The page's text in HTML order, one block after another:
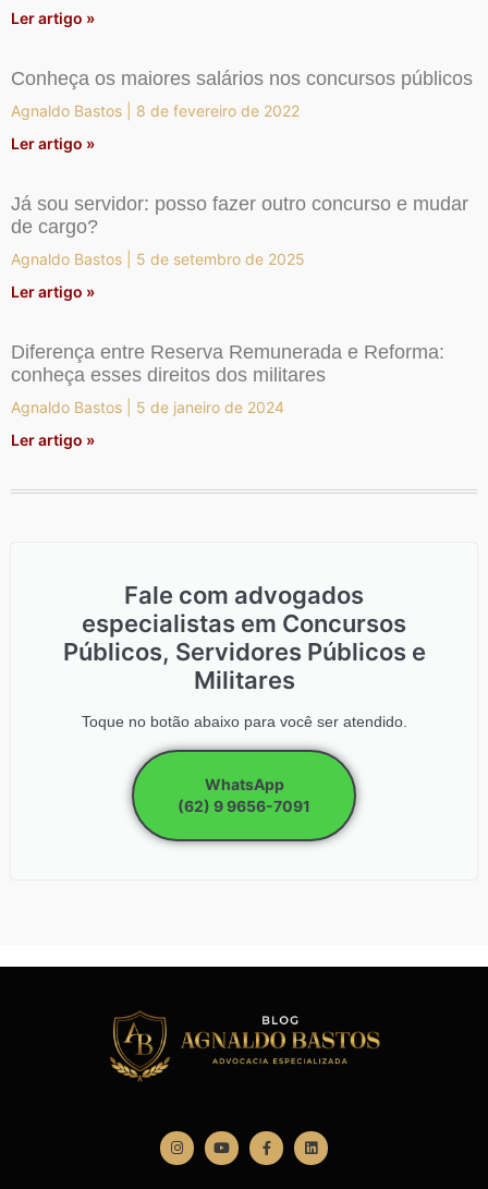
Ler artigo »
Conheça os maiores salários nos concursos públicos
Agnaldo Bastos
8 de fevereiro de 2022
Ler artigo »
Já sou servidor: posso fazer outro concurso e mudar
de cargo?
Agnaldo Bastos
5 de setembro de 2025
Ler artigo »
Diferença entre Reserva Remunerada e Reforma:
conheça esses direitos dos militares
Agnaldo Bastos
5 de janeiro de 2024
Ler artigo »
Fale com advogados
especialistas em Concursos
Públicos, Servidores Públicos e
Militares
Toque no botão abaixo para você ser atendido.
WhatsApp
(62) 9 9656-7091